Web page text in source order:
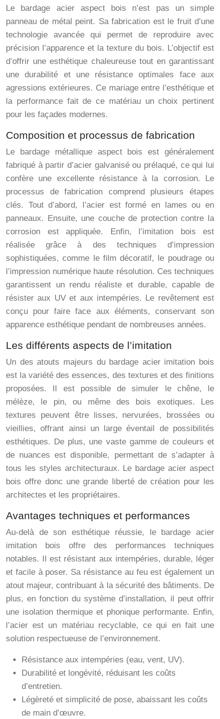
Le bardage acier aspect bois n’est pas un simple
panneau de métal peint. Sa fabrication est le fruit d’une
technologie avancée qui permet de reproduire avec
précision l’apparence et la texture du bois. L’objectif est
d’offrir une esthétique chaleureuse tout en garantissant
une durabilité et une résistance optimales face aux
agressions extérieures. Ce mariage entre l’esthétique et
la performance fait de ce matériau un choix pertinent
pour les façades modernes.
Composition et processus de fabrication
Le bardage métallique aspect bois est généralement
fabriqué à partir d’acier galvanisé ou prélaqué, ce qui lui
confère une excellente résistance à la corrosion. Le
processus de fabrication comprend plusieurs étapes
clés. Tout d’abord, l’acier est formé en lames ou en
panneaux. Ensuite, une couche de protection contre la
corrosion est appliquée. Enfin, l’imitation bois est
réalisée grâce à des techniques d’impression
sophistiquées, comme le film décoratif, le poudrage ou
l’impression numérique haute résolution. Ces techniques
garantissent un rendu réaliste et durable, capable de
résister aux UV et aux intempéries. Le revêtement est
conçu pour faire face aux éléments, conservant son
apparence esthétique pendant de nombreuses années.
Les différents aspects de l’imitation
Un des atouts majeurs du bardage acier imitation bois
est la variété des essences, des textures et des finitions
proposées. Il est possible de simuler le chêne, le
mélèze, le pin, ou même des bois exotiques. Les
textures peuvent être lisses, nervurées, brossées ou
vieillies, offrant ainsi un large éventail de possibilités
esthétiques. De plus, une vaste gamme de couleurs et
de nuances est disponible, permettant de s’adapter à
tous les styles architecturaux. Le bardage acier aspect
bois offre donc une grande liberté de création pour les
architectes et les propriétaires.
Avantages techniques et performances
Au-delà de son esthétique réussie, le bardage acier
imitation bois offre des performances techniques
notables. Il est résistant aux intempéries, durable, léger
et facile à poser. Sa résistance au feu est également un
atout majeur, contribuant à la sécurité des bâtiments. De
plus, en fonction du système d’installation, il peut offrir
une isolation thermique et phonique performante. Enfin,
l’acier est un matériau recyclable, ce qui en fait une
solution respectueuse de l’environnement.
Résistance aux intempéries (eau, vent, UV).
Durabilité et longévité, réduisant les coûts
d’entretien.
Légèreté et simplicité de pose, abaissant les coûts
de main d’œuvre.